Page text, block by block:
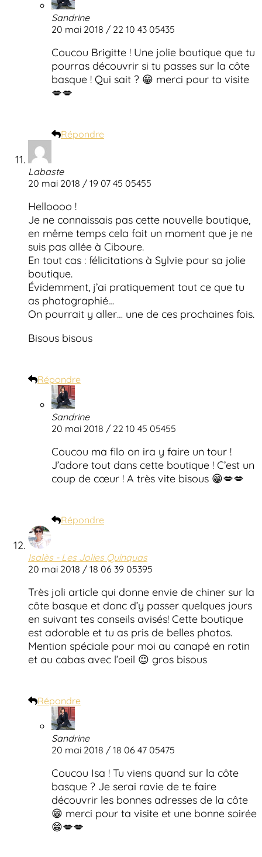
Sandrine
20 mai 2018 / 22 10 43 05435
Coucou Brigitte ! Une jolie boutique que tu
pourras découvrir si tu passes sur la côte
basque ! Qui sait ? 😁 merci pour ta visite
💋💋
Répondre
Labaste
20 mai 2018 / 19 07 45 05455
Helloooo !
Je ne connaissais pas cette nouvelle boutique,
en même temps cela fait un moment que je ne
suis pas allée à Ciboure.
En tout cas : félicitations à Sylvie pour sa jolie
boutique.
Évidemment, j’ai pratiquement tout ce que tu
as photographié…
On pourrait y aller… une de ces prochaines fois.
Bisous bisous
Répondre
Sandrine
20 mai 2018 / 22 10 45 05455
Coucou ma filo on ira y faire un tour !
J’adore tout dans cette boutique ! C’est un
coup de cœur ! A très vite bisous 😁💋💋
Répondre
Isalès - Les Jolies Quinquas
20 mai 2018 / 18 06 39 05395
Très joli article qui donne envie de chiner sur la
côte basque et donc d’y passer quelques jours
en suivant tes conseils avisés! Cette boutique
est adorable et tu as pris de belles photos.
Mention spéciale pour moi au canapé en rotin
et au cabas avec l’oeil 😉 gros bisous
Répondre
Sandrine
20 mai 2018 / 18 06 47 05475
Coucou Isa ! Tu viens quand sur la côte
basque ? Je serai ravie de te faire
découvrir les bonnes adresses de la côte
😁 merci pour ta visite et une bonne soirée
😁💋💋